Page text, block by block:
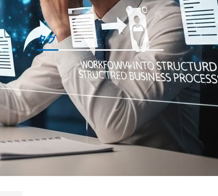
タグ
DX支援サービス
クラウドサービス Mattermost
Pleasanter
受託開発・SESサービス
生産性向上
タグ全てを表示